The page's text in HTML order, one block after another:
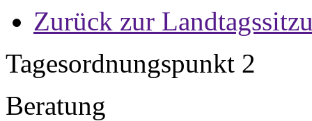
Zurück zur
Tagesordnungspunkt 2
Beratung